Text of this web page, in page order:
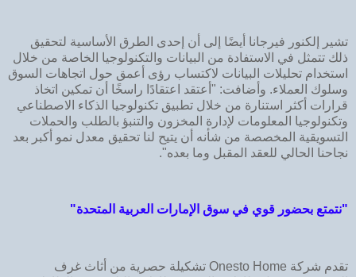
تشير إلكنور فيرجانا أيضًا إلى أن إحدى الطرق الأساسية لتحقيق
ذلك تتمثل في الاستفادة من البيانات والتكنولوجيا الخاصة من خلال
استخدام تحليلات البيانات لاكتساب رؤى أعمق حول اتجاهات السوق
وسلوك العملاء. وأضافت: "أعتقد اعتقادًا راسخًا أن تمكين اتخاذ
قرارات أكثر استنارة من خلال تطبيق تكنولوجيا الذكاء الاصطناعي
وتكنولوجيا المعلومات لإدارة المخزون والتنبؤ بالطلب والحملات
التسويقية المخصصة من شأنه أن يتيح لنا تحقيق معدل نمو أكبر بعد
نجاحنا الحالي للعقد المقبل وما بعده".
"نتمتع بحضور قوي في سوق الإمارات العربية المتحدة"
تقدم شركة Onesto Home تشكيلة حصرية من أثاث غرف